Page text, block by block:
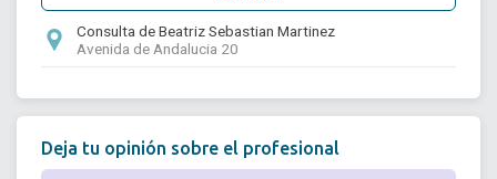
Consulta de Beatriz Sebastian Martinez
Avenida de Andalucia 20
Deja tu opinión sobre el profesional